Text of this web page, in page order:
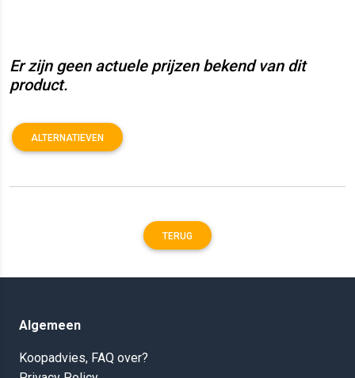
Er zijn geen actuele prijzen bekend van dit
product.
ALTERNATIEVEN
TERUG
Algemeen
Koopadvies, FAQ over?